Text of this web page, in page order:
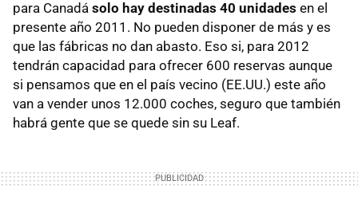
para Canadá solo hay destinadas 40 unidades en el
presente año 2011. No pueden disponer de más y es
que las fábricas no dan abasto. Eso si, para 2012
tendrán capacidad para ofrecer 600 reservas aunque
si pensamos que en el país vecino (EE.UU.) este año
van a vender unos 12.000 coches, seguro que también
habrá gente que se quede sin su Leaf.